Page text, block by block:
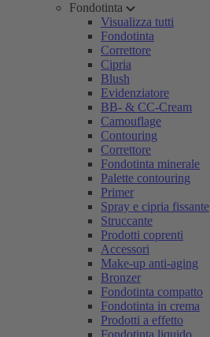
Fondotinta
Visualizza tutti
Fondotinta
Correttore
Cipria
Blush
Evidenziatore
BB- & CC-Cream
Camouflage
Contouring
Correttore
Fondotinta minerale
Palette contouring
Primer
Spray e cipria fissante
Struccante
Prodotti coprenti
Accessori
Make-up anti-aging
Bronzer
Fondotinta compatto
Fondotinta in crema
Prodotti a effetto
Fondotinta liquido